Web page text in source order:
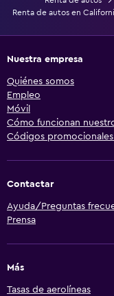
Renta de autos en
Nuestra empresa
Quiénes somos
Empleo
Móvil
Cómo funcionan
Códigos
Contactar
Ayuda/Preguntas
Prensa
Más
Tasas de aerolíneas